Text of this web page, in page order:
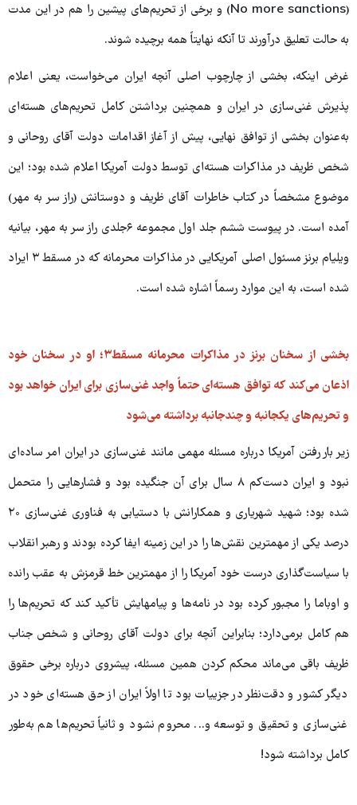
(No more sanctions) و برخی از تحریم‌های پیشین را هم در این مدت
به حالت تعلیق درآورند تا آنکه نهایتاً همه برچیده شوند.
غرض اینکه، بخشی از چارچوب اصلی آنچه ایران می‌خواست، یعنی اعلام
پذیرش غنی‌سازی در ایران و همچنین برداشتن کامل تحریم‌های هسته‌ای
به‌عنوان بخشی از توافق نهایی، پیش از آغاز اقدامات دولت آقای روحانی و
شخص ظریف در مذاکرات هسته‌ای توسط دولت آمریکا اعلام شده بود؛ این
موضوع مشخصاً در کتاب خاطرات آقای ظریف و دوستانش (راز سر به مهر)
آمده است. در پیوست ششم جلد اول مجموعه ۶جلدی راز سر به مهر، بیانیه
ویلیام برنز مسئول اصلی آمریکایی در مذاکرات محرمانه که در مسقط ۳ ایراد
شده است، به این موارد رسماً اشاره شده است.
بخشی از سخنان برنز در مذاکرات محرمانه مسقط۳؛ او در سخنان خود
اذعان می‌کند که توافق هسته‌ای حتماً واجد غنی‌سازی برای ایران خواهد بود
و تحریم‌های یکجانبه و چندجانبه برداشته می‌شود
زیر بار رفتن آمریکا درباره مسئله مهمی مانند غنی‌سازی در ایران امر ساده‌ای
نبود و ایران دست‌کم ۸ سال برای آن جنگیده بود و فشارهایی را متحمل
شده بود؛ شهید شهریاری و همکارانش با دستیابی به فناوری غنی‌سازی ۲۰
درصد یکی از مهمترین نقش‌ها را در این زمینه ایفا کرده بودند و رهبر انقلاب
با سیاست‌گذاری درست خود آمریکا را از مهمترین خط قرمزش به عقب رانده
و اوباما را مجبور کرده بود در نامه‌ها و پیامهایش تأکید کند که تحریم‌ها را
هم کامل برمی‌دارد؛ بنابراین آنچه برای دولت آقای روحانی و شخص جناب
ظریف باقی می‌ماند محکم کردن همین مسئله، پیشروی درباره برخی حقوق
دیگر کشور و دقت‌نظر در جزییات بود تا اولاً ایران از حق هسته‌ای خود در
غنی‌سازی و تحقیق و توسعه و... محروم نشود و ثانیاً تحریم‌ها هم به‌طور
کامل برداشته شود!